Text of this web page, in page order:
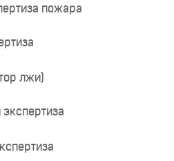
пожара
лжи)